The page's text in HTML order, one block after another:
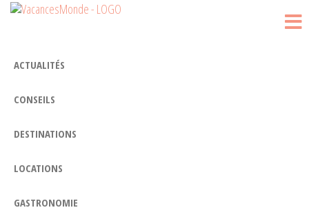
Passer
ACTUALITÉS
CONSEILS
DESTINATIONS
LOCATIONS
GASTRONOMIE